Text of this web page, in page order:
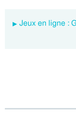
Jeux en ligne :